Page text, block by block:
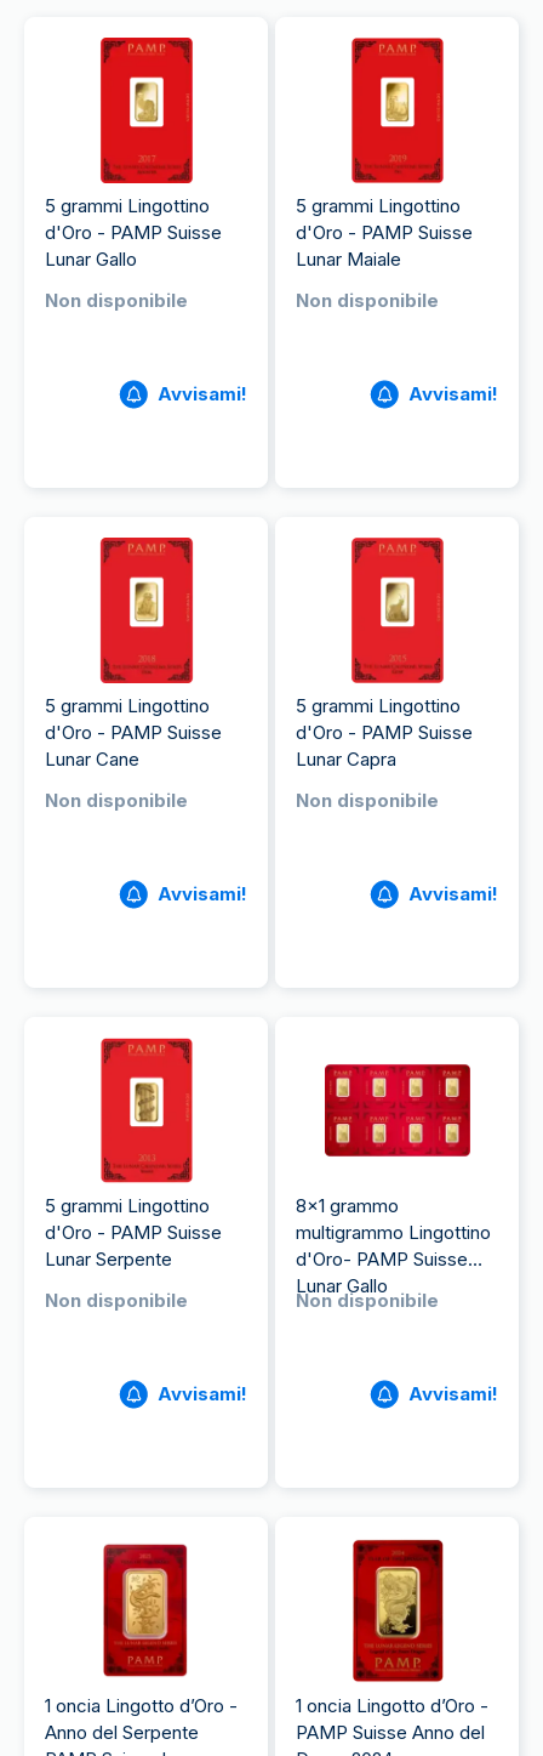
5 grammi Lingottino
d'Oro - PAMP Suisse
Lunar Gallo
Non disponibile
Avvisami!
5 grammi Lingottino
d'Oro - PAMP Suisse
Lunar Maiale
Non disponibile
Avvisami!
5 grammi Lingottino
d'Oro - PAMP Suisse
Lunar Cane
Non disponibile
Avvisami!
5 grammi Lingottino
d'Oro - PAMP Suisse
Lunar Capra
Non disponibile
Avvisami!
5 grammi Lingottino
d'Oro - PAMP Suisse
Lunar Serpente
Non disponibile
Avvisami!
8x1 grammo
multigrammo Lingottino
d'Oro- PAMP Suisse
Lunar Gallo
Non disponibile
Avvisami!
1 oncia Lingotto d’Oro -
Anno del Serpente
1 oncia Lingotto d’Oro -
PAMP Suisse Anno del